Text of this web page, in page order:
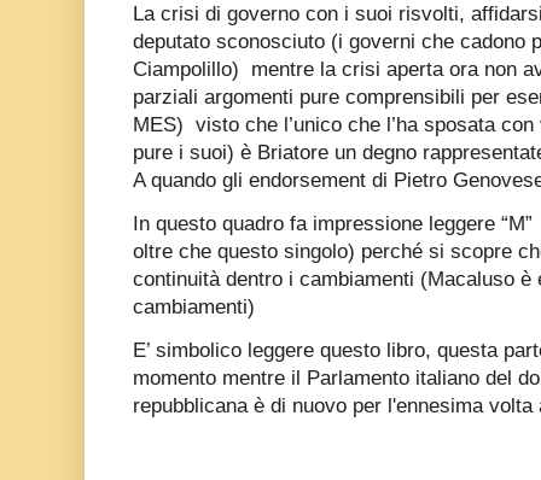
La crisi di governo con i suoi risvolti,
deputato sconosciuto (i governi che cadono
Ciampolillo)
mentre la crisi aperta ora non
parziali argomenti pure comprensibili per
MES) visto che l’unico che l’ha sposata
pure i suoi) è Briatore un degno
A quando gli endorsement di Pietro
In questo quadro fa impressione leggere “M”
oltre che questo singolo) perché si scopre
continuità dentro i cambiamenti (Macaluso
cambiamenti)
E’ simbolico leggere questo libro, questa
momento mentre il Parlamento italiano del
repubblicana è di nuovo per l'ennesima